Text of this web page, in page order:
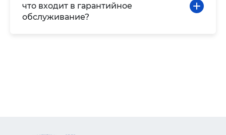
что входит в гарантийное
обслуживание?